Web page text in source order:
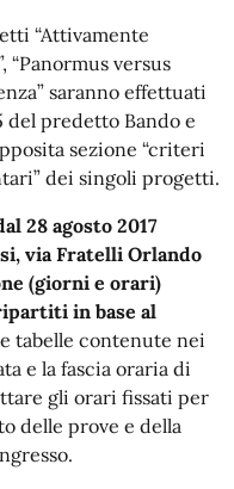
“Attivamente
“Panormus versus
saranno effettuati
predetto Bando e
sezione “criteri
dei singoli progetti.
28 agosto 2017
via Fratelli Orlando
(giorni e orari)
in base al
tabelle contenute nei
e la fascia oraria di
gli orari fissati per
delle prove e della